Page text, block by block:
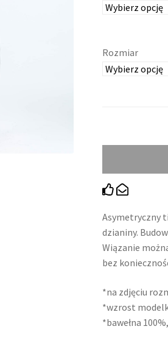
Rozmiar
Asymetryczny
dzianiny.
Wiązanie
bez
*na zdjęciu
*wzrost
*bawełna